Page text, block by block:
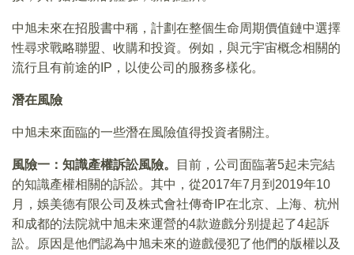
中旭未來在招股書中稱，計劃在整個生命周期價值鏈中選擇
性尋求戰略聯盟、收購和投資。例如，與元宇宙概念相關的
流行且有前途的IP，以使公司的服務多樣化。
潛在風險
中旭未來面臨的一些潛在風險值得投資者關注。
風險一：知識產權訴訟風險。
目前，公司面臨著5起未完結
的知識產權相關的訴訟。其中，從2017年7月到2019年10
月，娛美德有限公司及株式會社傳奇IP在北京、上海、杭州
和成都的法院就中旭未來運營的4款遊戲分别提起了4起訴
訟。原因是他們認為中旭未來的遊戲侵犯了他們的版權以及